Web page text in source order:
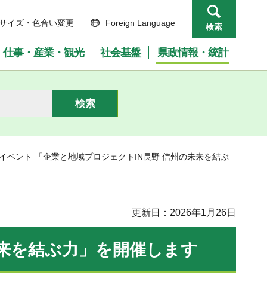
イズ・色合い変更 Foreign Language 検索
仕事・産業・観光 社会基盤 県政情報・統計
ベント 「企業と地域プロジェクトIN長野 信州の未来を結ぶ
更新日：2026年1月26日
を結ぶ力」を開催します